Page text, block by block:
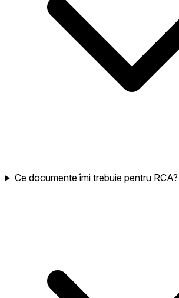
Ce documente îmi trebuie pentru RCA?